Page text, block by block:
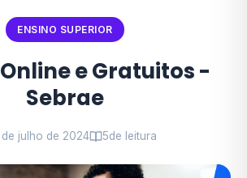
ENSINO SUPERIOR
e Gratuitos -
Sebrae
de julho de 2024 5de leitura